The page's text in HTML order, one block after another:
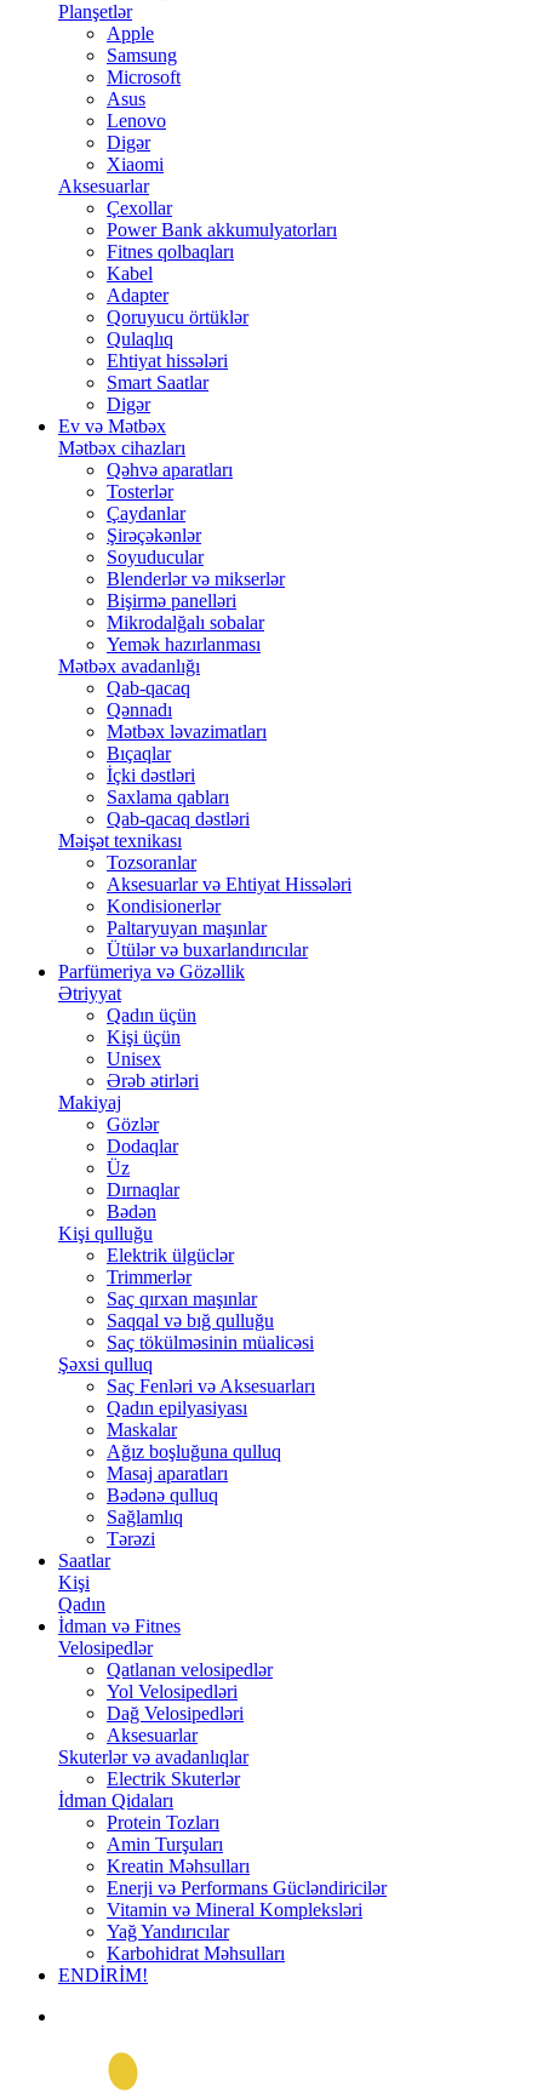
Planşetlər
Apple
Samsung
Microsoft
Asus
Lenovo
Digər
Xiaomi
Aksesuarlar
Çexollar
Power Bank akkumulyatorları
Fitnes qolbaqları
Kabel
Adapter
Qoruyucu örtüklər
Qulaqlıq
Ehtiyat hissələri
Smart Saatlar
Digər
Ev və Mətbəx
Mətbəx cihazları
Qəhvə aparatları
Tosterlər
Çaydanlar
Şirəçəkənlər
Soyuducular
Blenderlər və mikserlər
Bişirmə panelləri
Mikrodalğalı sobalar
Yemək hazırlanması
Mətbəx avadanlığı
Qab-qacaq
Qənnadı
Mətbəx ləvazimatları
Bıçaqlar
İçki dəstləri
Saxlama qabları
Qab-qacaq dəstləri
Məişət texnikası
Tozsoranlar
Aksesuarlar və Ehtiyat Hissələri
Kondisionerlər
Paltaryuyan maşınlar
Ütülər və buxarlandırıcılar
Parfümeriya və Gözəllik
Ətriyyat
Qadın üçün
Kişi üçün
Unisex
Ərəb ətirləri
Makiyaj
Gözlər
Dodaqlar
Üz
Dırnaqlar
Bədən
Kişi qulluğu
Elektrik ülgüclər
Trimmerlər
Saç qırxan maşınlar
Saqqal və bığ qulluğu
Saç tökülməsinin müalicəsi
Şəxsi qulluq
Saç Fenləri və Aksesuarları
Qadın epilyasiyası
Maskalar
Ağız boşluğuna qulluq
Masaj aparatları
Bədənə qulluq
Sağlamlıq
Tərəzi
Saatlar
Kişi
Qadın
İdman və Fitnes
Velosipedlər
Qatlanan velosipedlər
Yol Velosipedləri
Dağ Velosipedləri
Aksesuarlar
Skuterlər və avadanlıqlar
Electrik Skuterlər
İdman Qidaları
Protein Tozları
Amin Turşuları
Kreatin Məhsulları
Enerji və Performans Gücləndiricilər
Vitamin və Mineral Kompleksləri
Yağ Yandırıcılar
Karbohidrat Məhsulları
ENDİRİM!